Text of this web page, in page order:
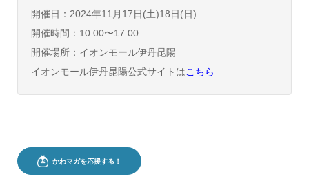
開催日：2024年11月17日(土)18日(日)
開催時間：10:00〜17:00
開催場所：イオンモール伊丹昆陽
イオンモール伊丹昆陽公式サイトはこちら